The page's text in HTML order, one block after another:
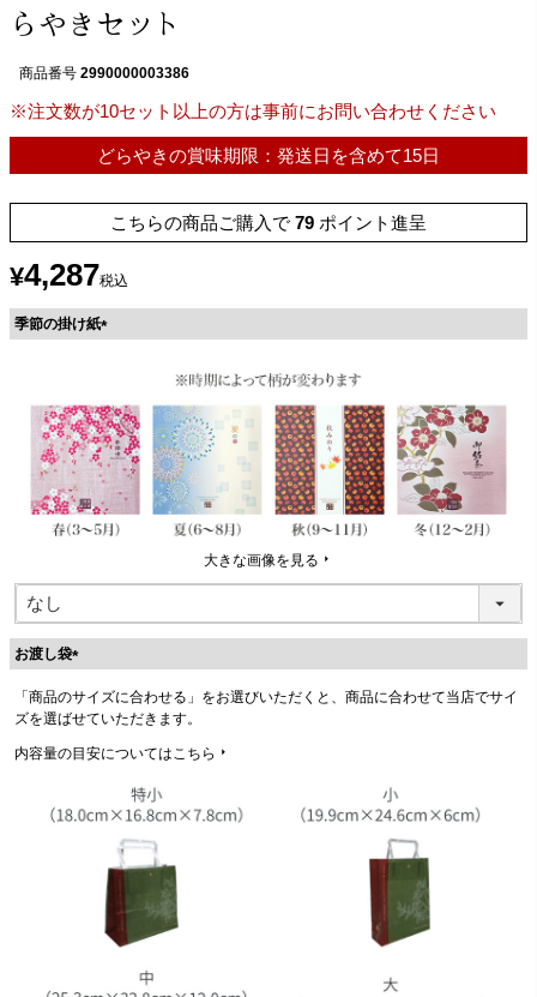
らやきセット
商品番号 2990000003386
※注文数が10セット以上の方は事前にお問い合わせください
どらやきの賞味期限：発送日を含めて15日
こちらの商品ご購入で 79 ポイント進呈
¥4,287税込
季節の掛け紙
)
大きな画像を見る
お渡し袋
必
須
)
「商品のサイズに合わせる」をお選びいただくと、商品に合わせて当店でサイ
ズを選ばせていただきます。
内容量の目安についてはこちら